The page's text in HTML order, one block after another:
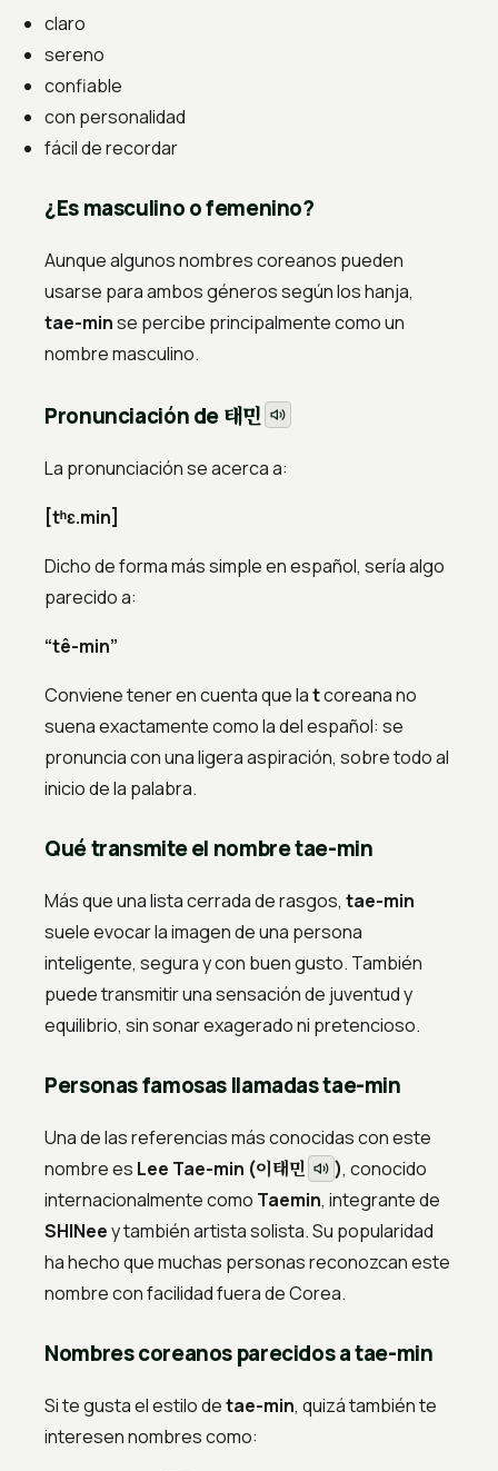
claro
sereno
confiable
con personalidad
fácil de recordar
¿Es masculino o femenino?
Aunque algunos nombres coreanos pueden
usarse para ambos géneros según los hanja,
tae-minse percibe principalmente como un
nombre masculino.
Pronunciación de태민
La pronunciación se acerca a:
[tʰɛ.min]
Dicho de forma más simple en español, sería algo
parecido a:
“tê-min”
Conviene tener en cuenta que latcoreana no
suena exactamente como la del español: se
pronuncia con una ligera aspiración, sobre todo al
inicio de la palabra.
Qué transmite el nombre tae-min
Más que una lista cerrada de rasgos, tae-min
suele evocar la imagen de una persona
inteligente, segura y con buen gusto. También
puede transmitir una sensación de juventud y
equilibrio, sin sonar exagerado ni pretencioso.
Personas famosas llamadas tae-min
Una de las referencias más conocidas con este
nombre es Lee Tae-min (이태민 ), conocido
internacionalmente como Taemin, integrante de
SHINeey también artista solista. Su popularidad
ha hecho que muchas personas reconozcan este
nombre con facilidad fuera de Corea.
Nombres coreanos parecidos a tae-min
Si te gusta el estilo detae-min, quizá también te
interesen nombres como: